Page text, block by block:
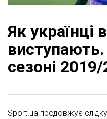
Як українці
сезоні
Sport.ua продовжує